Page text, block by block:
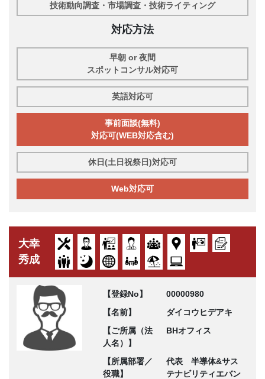
技術動向調査・市場調査・技術ライティング
対応方法
早朝 or 夜間
スポットコンサル対応可
英語対応可
事前面談(無料)
対応可(WEB対応含む)
休日(土日祝祭日)対応可
Web対応可
大幸
秀成
【登録No】
00000980
【名前】
ダイコウヒデアキ
【ご所属（法
人名）】
BHオフィス
【所属部署／
役職】
代表 半導体&サス
テナビリティエバン